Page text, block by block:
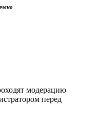
модерацию
перед